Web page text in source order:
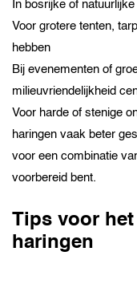
In bosrijke of
Voor grotere tenten,
hebben
Bij evenementen of
milieuvriendelijkheid
Voor harde of stenige
haringen vaak beter
voor een combinatie
voorbereid bent.
Tips voor
haringen